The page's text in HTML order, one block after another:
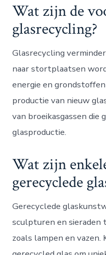
Wat zijn de
glasrecycling?
Glasrecycling
naar stortplaatsen
energie en
productie van nieuw
van broeikasgassen die
glasproductie.
Wat zijn
gerecyclede
Gerecyclede
sculpturen en
zoals lampen en vazen.